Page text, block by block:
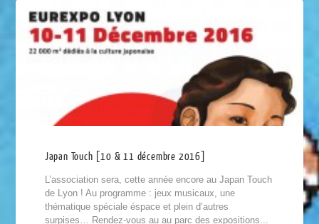
Japan Touch [10 & 11 décembre 2016]
L’association sera, cette année encore au Japan Touch
de Lyon ! Au programme : jeux musicaux, une
thématique spéciale éspace et plein d’autres
surpises… Rendez-vous au au parc des expositions...